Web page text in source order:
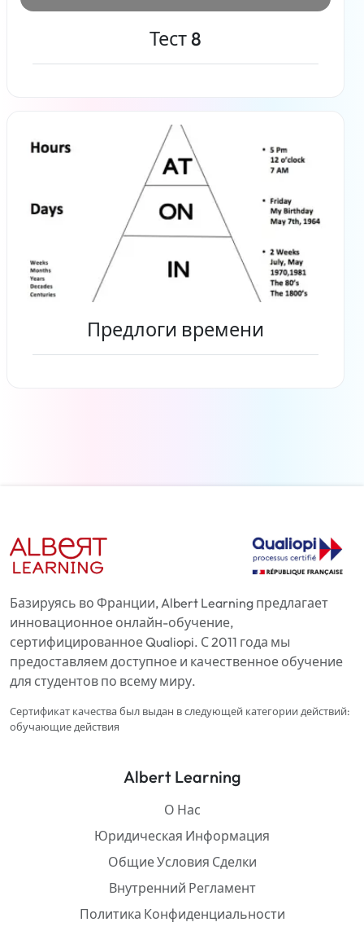
Тест 8
Читать дальше
Предлоги времени
Базируясь во Франции, Albert Learning предлагает
инновационное онлайн-обучение,
сертифицированное Qualiopi. С 2011 года мы
предоставляем доступное и качественное обучение
для студентов по всему миру.
Сертификат качества был выдан в следующей категории действий:
обучающие действия
Albert Learning
О Нас
Юридическая Информация
Общие Условия Сделки
Внутренний Регламент
Политика Конфиденциальности